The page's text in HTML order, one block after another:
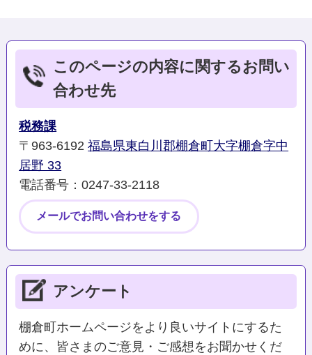
このページの内容に関するお問い
合わせ先
税務課
〒963-6192福島県東白川郡棚倉町大字棚倉字中
居野 33
電話番号：0247‐33‐2118
メールでお問い合わせをする
アンケート
棚倉町ホームページをより良いサイトにするた
めに、皆さまのご意見・ご感想をお聞かせくだ